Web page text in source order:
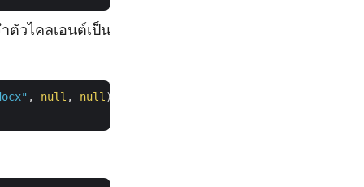
ตัวไคลเอนต์เป็น
, null , null );